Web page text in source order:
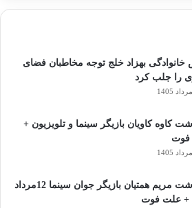
بهزاد خلج توجه مخاطبان فضای
را جلب کرد
کاوه کاویان بازیگر سینما و تلویزیون +
فوت
درگذشت مریم همتیان بازیگر جوان سینما 12مرداد